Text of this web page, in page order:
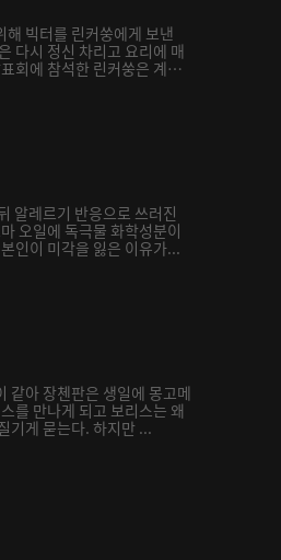
빅터를 린커쑹에게 보낸
다시 정신 차리고 요리에 매
회에 참석한 린커쑹은 계
알레르기 반응으로 쓰러진
오일에 독극물 화학성분이
인이 미각을 잃은 이유가...
같아 장첸판은 생일에 몽고메
를 만나게 되고 보리스는 왜
기게 묻는다. 하지만 ...